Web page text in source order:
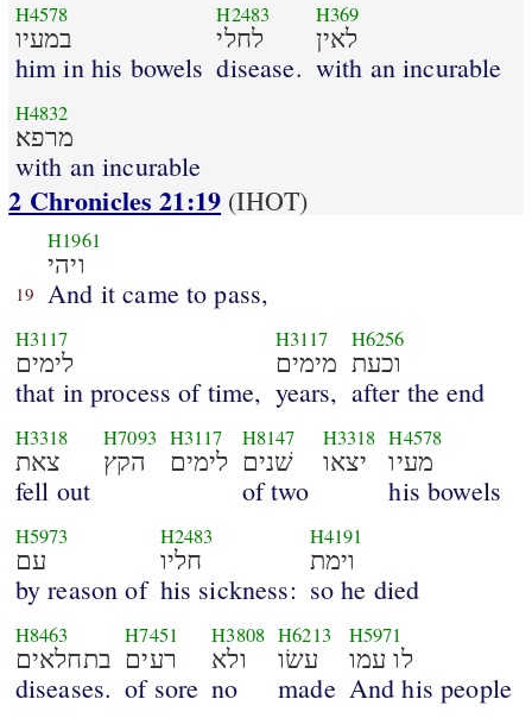
H4578
במעיו
him in his bowels
H2483
לחלי
disease.
H369
לאין
with an incurable
H4832
מרפא׃
with an incurable
2 Chronicles 21:19 (IHOT)
19
H1961
ויהי
And it came to pass,
H3117
לימים
that in process of time,
H3117
מימים
years,
H6256
וכעת
after the end
H3318
צאת
fell out
H7093
הקץ
H3117
לימים
H8147
שׁנים
of two
H3318
יצאו
H4578
מעיו
his bowels
H5973
עם
by reason of
H2483
חליו
his sickness:
H4191
וימת
so he died
H8463
בתחלאים
diseases.
H7451
רעים
of sore
H3808
ולא
no
H6213
עשׂו
made
H5971
לו עמו
And his people